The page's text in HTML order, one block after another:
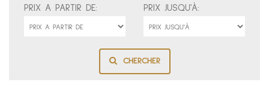
PRIX A PARTIR DE: PRIX JUSQU'À:
CHERCHER